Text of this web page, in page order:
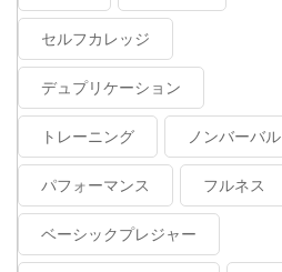
セルフカレッジ
デュプリケーション
トレーニング ノンバーバル
パフォーマンス フルネス
ベーシックプレジャー